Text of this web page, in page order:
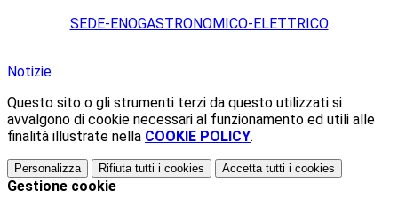
SEDE-ENOGASTRONOMICO-ELETTRICO
Notizie
Questo sito o gli strumenti terzi da questo utilizzati si
avvalgono di cookie necessari al funzionamento ed utili alle
finalità illustrate nella COOKIE POLICY.
Personalizza Rifiuta tutti i cookies Accetta tutti i cookies
Gestione cookie